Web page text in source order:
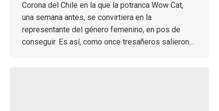
Corona del Chile en la que la potranca Wow Cat,
una semana antes, se convirtiera en la
representante del género femenino, en pos de
conseguir. Es así, como once tresañeros salieron…